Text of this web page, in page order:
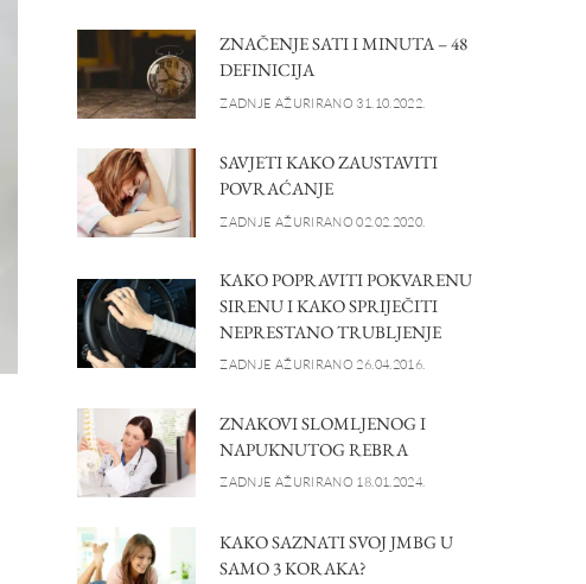
ZNAČENJE SATI I MINUTA – 48
DEFINICIJA
ZADNJE AŽURIRANO 31.10.2022.
SAVJETI KAKO ZAUSTAVITI
POVRAĆANJE
ZADNJE AŽURIRANO 02.02.2020.
KAKO POPRAVITI POKVARENU
SIRENU I KAKO SPRIJEČITI
NEPRESTANO TRUBLJENJE
ZADNJE AŽURIRANO 26.04.2016.
ZNAKOVI SLOMLJENOG I
NAPUKNUTOG REBRA
ZADNJE AŽURIRANO 18.01.2024.
KAKO SAZNATI SVOJ JMBG U
SAMO 3 KORAKA?